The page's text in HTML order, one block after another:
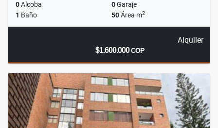
0Alcoba 0Garaje
1 Baño 50Área m2
Alquiler
$1.600.000COP